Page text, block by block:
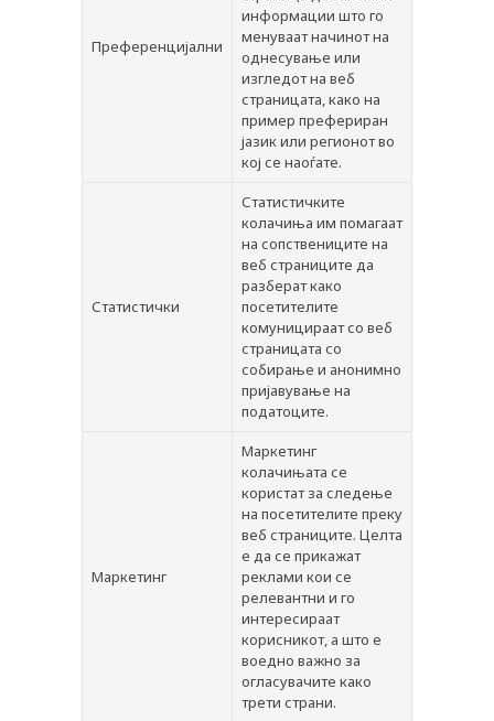
Преференцијални
информации што го
менуваат начинот на
однесување или
изгледот на веб
страницата, како на
пример префериран
јазик или регионот во
кој се наоѓате.
Статистички
Статистичките
колачиња им помагаат
на сопствениците на
веб страниците да
разберат како
посетителите
комуницираат со веб
страницата со
собирање и анонимно
пријавување на
податоците.
Маркетинг
Маркетинг
колачињата се
користат за следење
на посетителите преку
веб страниците. Целта
е да се прикажат
реклами кои се
релевантни и го
интересираат
корисникот, а што е
воедно важно за
огласувачите како
трети страни.